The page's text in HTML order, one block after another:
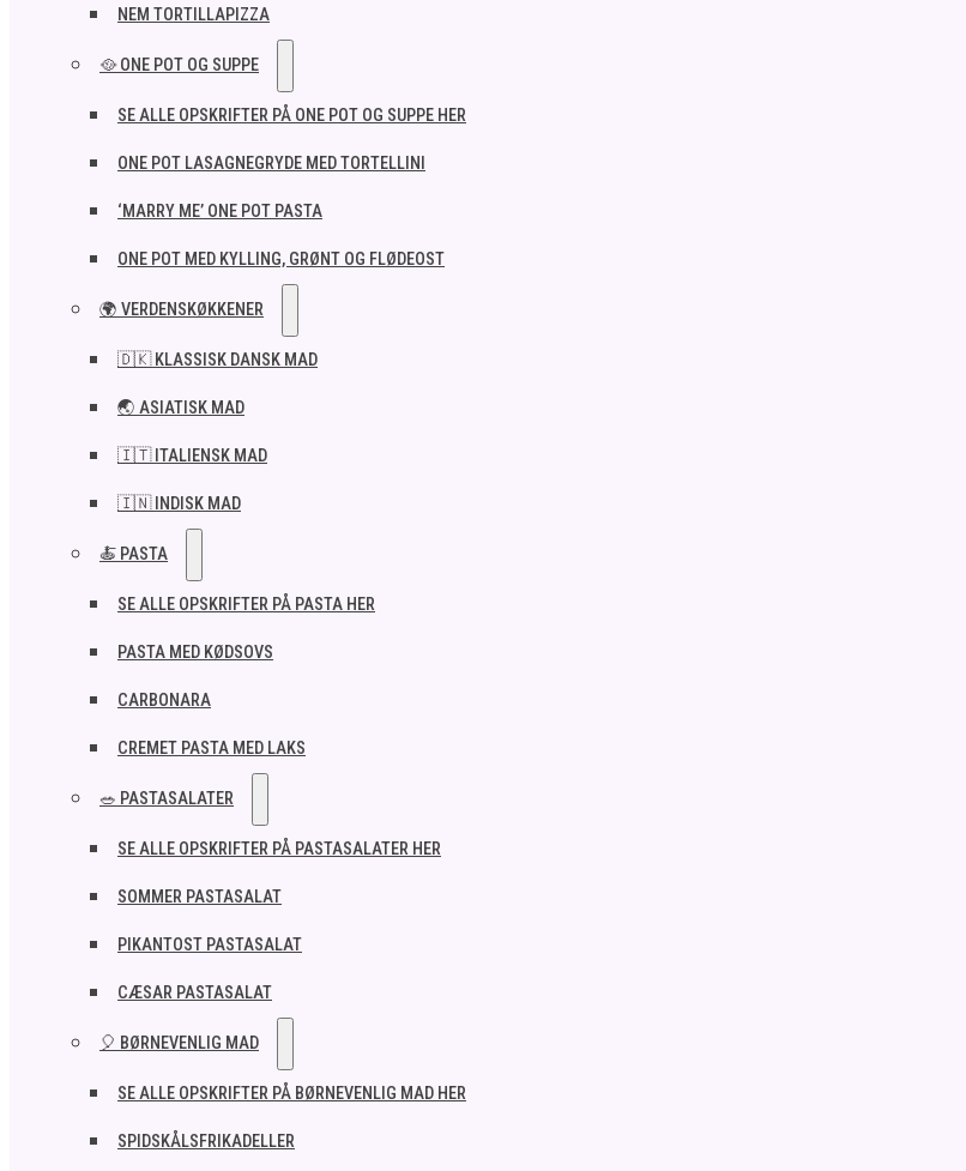
NEM TORTILLAPIZZA
🥘 ONE POT OG SUPPE
SE ALLE OPSKRIFTER PÅ ONE POT OG SUPPE HER
ONE POT LASAGNEGRYDE MED TORTELLINI
‘MARRY ME’ ONE POT PASTA
ONE POT MED KYLLING, GRØNT OG FLØDEOST
🌍 VERDENSKØKKENER
🇩🇰 KLASSISK DANSK MAD
🌏 ASIATISK MAD
🇮🇹 ITALIENSK MAD​
🇮🇳 INDISK MAD​
🍝 PASTA
SE ALLE OPSKRIFTER PÅ PASTA HER
PASTA MED KØDSOVS
CARBONARA
CREMET PASTA MED LAKS
🥗 PASTASALATER
SE ALLE OPSKRIFTER PÅ PASTASALATER HER
SOMMER PASTASALAT
PIKANTOST PASTASALAT
CÆSAR PASTASALAT
🎈 BØRNEVENLIG MAD
SE ALLE OPSKRIFTER PÅ BØRNEVENLIG MAD HER
SPIDSKÅLSFRIKADELLER